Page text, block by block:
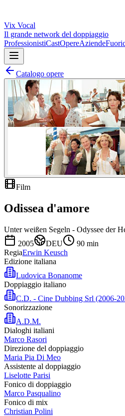
Vix Vocal
Il grande network del doppiaggio
ProfessionistiCastOpereAziende
Catalogo opere
Film
Odissea d'amore
Unter weißen Segeln - Odyssee der
2005
DEU 90 min
RegiaErwin Keusch
Edizione italiana
Ludovica Bonanome
Doppiaggio italiano
C.D. - Cine Dubbing Srl (2006-
Sonorizzazione
A.D.M.
Dialoghi italiani
Marco Rasori
Direzione del doppiaggio
Maria Pia Di Meo
Assistente al doppiaggio
Liselotte Parisi
Fonico di doppiaggio
Marco Pasqualino
Fonico di mix
Christian Polini